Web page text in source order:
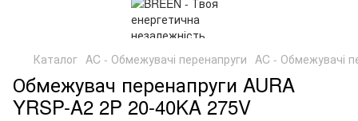
Каталог AC - Обмежувачі перенапруги AC - Обмежувачі
Обмежувач перенапруги AURA
YRSP-A2 2P 20-40KA 275V